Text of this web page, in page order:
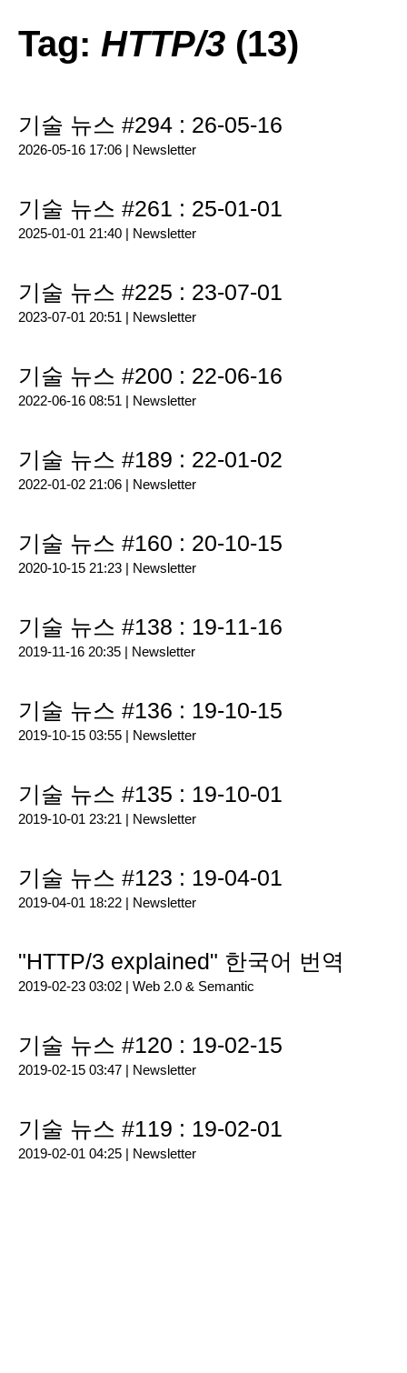
Tag: HTTP/3 (13)
기술 뉴스 #294 : 26-05-16
2026-05-16 17:06 | Newsletter
기술 뉴스 #261 : 25-01-01
2025-01-01 21:40 | Newsletter
기술 뉴스 #225 : 23-07-01
2023-07-01 20:51 | Newsletter
기술 뉴스 #200 : 22-06-16
2022-06-16 08:51 | Newsletter
기술 뉴스 #189 : 22-01-02
2022-01-02 21:06 | Newsletter
기술 뉴스 #160 : 20-10-15
2020-10-15 21:23 | Newsletter
기술 뉴스 #138 : 19-11-16
2019-11-16 20:35 | Newsletter
기술 뉴스 #136 : 19-10-15
2019-10-15 03:55 | Newsletter
기술 뉴스 #135 : 19-10-01
2019-10-01 23:21 | Newsletter
기술 뉴스 #123 : 19-04-01
2019-04-01 18:22 | Newsletter
"HTTP/3 explained" 한국어 번역
2019-02-23 03:02 | Web 2.0 & Semantic
기술 뉴스 #120 : 19-02-15
2019-02-15 03:47 | Newsletter
기술 뉴스 #119 : 19-02-01
2019-02-01 04:25 | Newsletter